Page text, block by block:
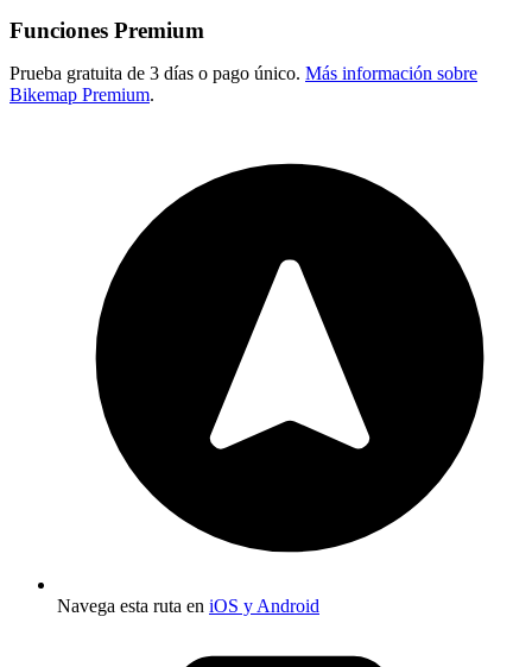
Funciones Premium
Prueba gratuita de 3 días o pago único. Más información sobre
Bikemap Premium.
Navega esta ruta en iOS y Android